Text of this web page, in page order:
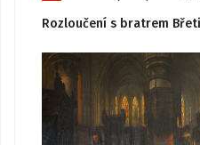
Rozloučení s bratrem